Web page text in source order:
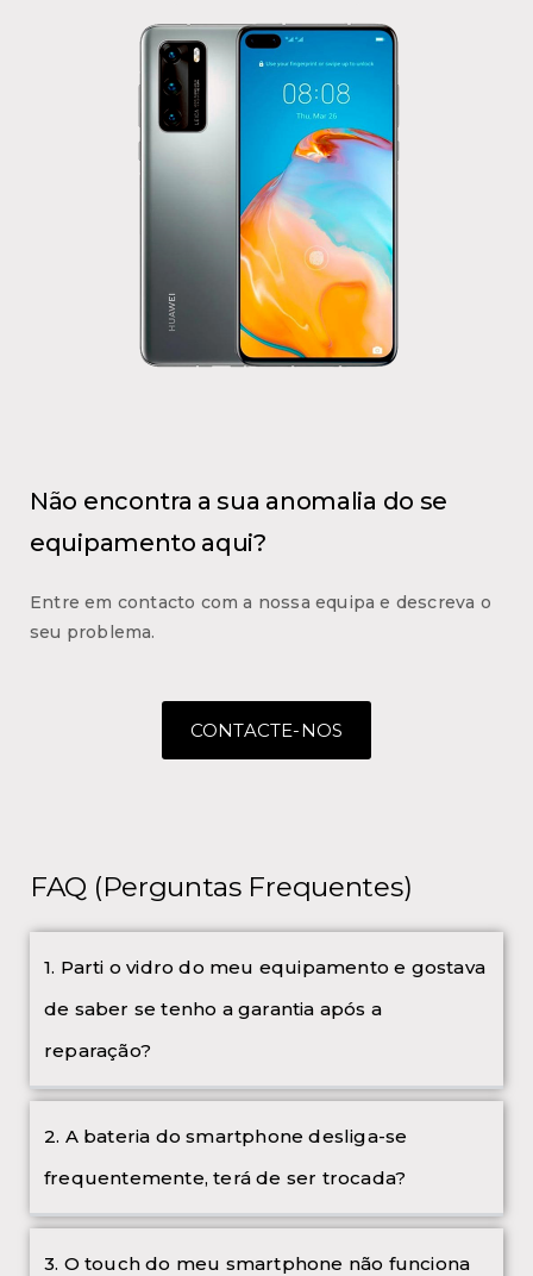
Não encontra a sua anomalia do se
equipamento aqui?
Entre em contacto com a nossa equipa e descreva o
seu problema.
CONTACTE-NOS
FAQ (Perguntas Frequentes)
1. Parti o vidro do meu equipamento e gostava
de saber se tenho a garantia após a
reparação?
2. A bateria do smartphone desliga-se
frequentemente, terá de ser trocada?
3. O touch do meu smartphone não funciona